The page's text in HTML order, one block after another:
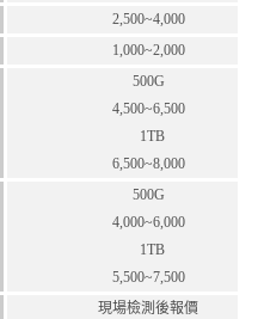
2,500~4,000
1,000~2,000
500G
4,500~6,500
1TB
6,500~8,000
500G
4,000~6,000
1TB
5,500~7,500
現場檢測後報價